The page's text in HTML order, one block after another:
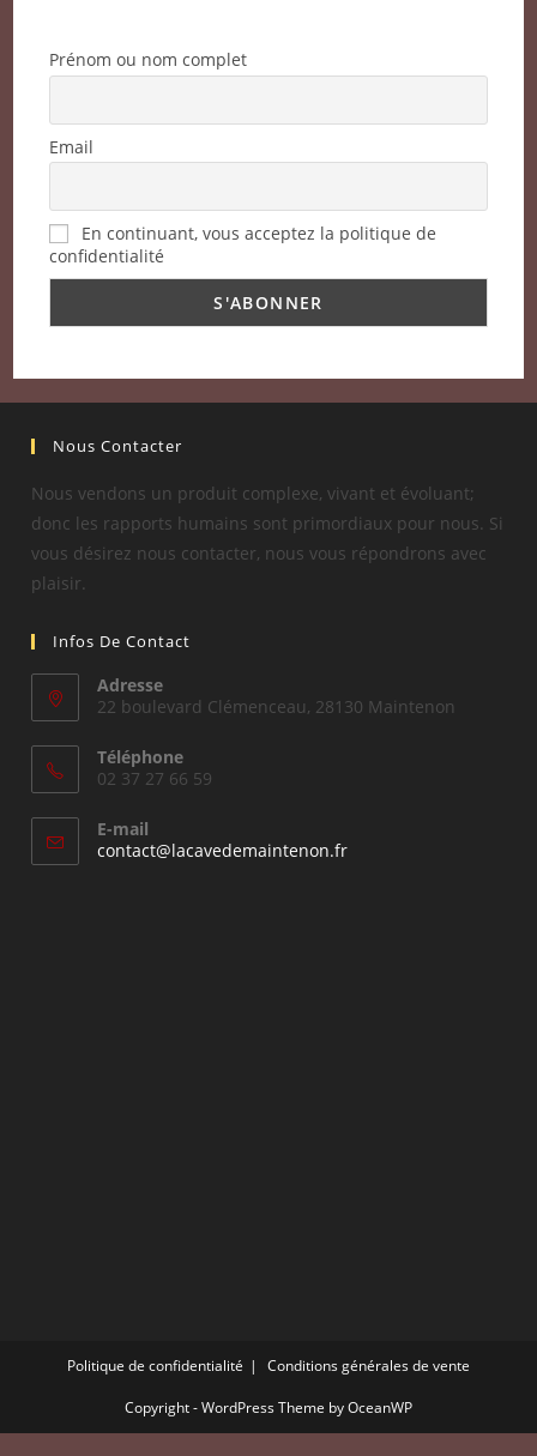
Prénom ou nom complet
Email
En continuant, vous acceptez la politique de
confidentialité
Nous Contacter
Nous vendons un produit complexe, vivant et évoluant;
donc les rapports humains sont primordiaux pour nous. Si
vous désirez nous contacter, nous vous répondrons avec
plaisir.
Infos De Contact
Adresse
22 boulevard Clémenceau, 28130 Maintenon
Téléphone
02 37 27 66 59
E-mail
contact@lacavedemaintenon.frS’ouvre
Politique de confidentialité Conditions générales de vente
Copyright - WordPress Theme by OceanWP